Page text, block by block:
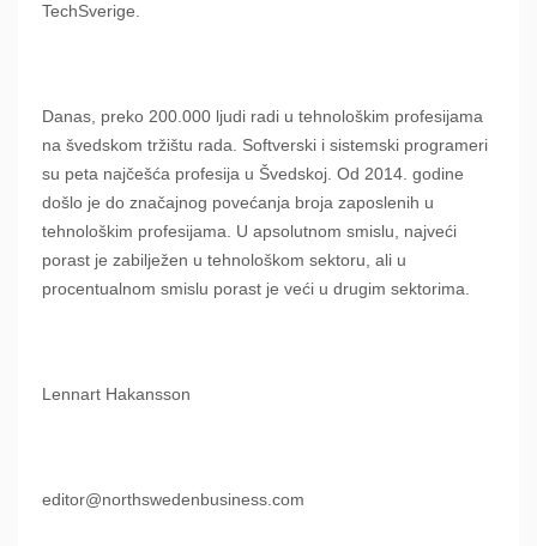
TechSverige.
Danas, preko 200.000 ljudi radi u tehnološkim profesijama
na švedskom tržištu rada. Softverski i sistemski programeri
su peta najčešća profesija u Švedskoj. Od 2014. godine
došlo je do značajnog povećanja broja zaposlenih u
tehnološkim profesijama. U apsolutnom smislu, najveći
porast je zabilježen u tehnološkom sektoru, ali u
procentualnom smislu porast je veći u drugim sektorima.
Lennart Hakansson
editor@northswedenbusiness.com